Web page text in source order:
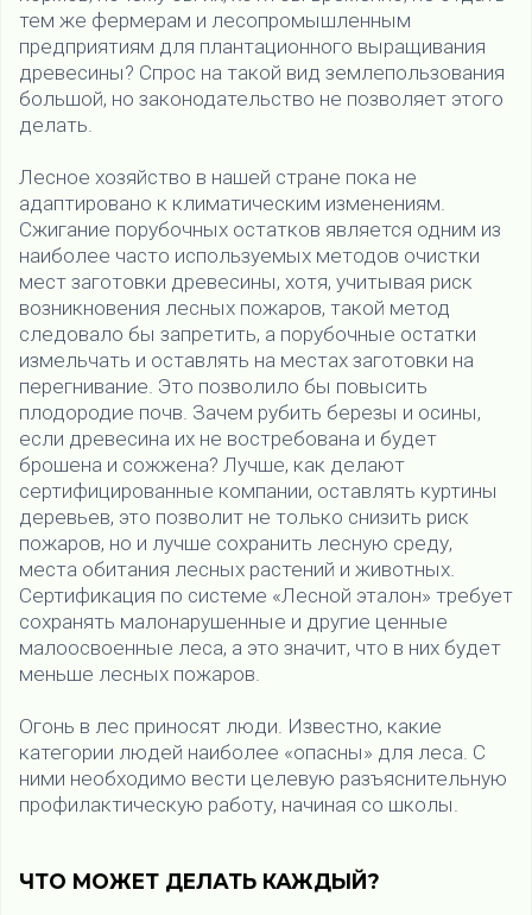
тем же фермерам и лесопромышленным
предприятиям для плантационного выращивания
древесины? Спрос на такой вид землепользования
большой, но законодательство не позволяет этого
делать.
Лесное хозяйство в нашей стране пока не
адаптировано к климатическим изменениям.
Сжигание порубочных остатков является одним из
наиболее часто используемых методов очистки
мест заготовки древесины, хотя, учитывая риск
возникновения лесных пожаров, такой метод
следовало бы запретить, а порубочные остатки
измельчать и оставлять на местах заготовки на
перегнивание. Это позволило бы повысить
плодородие почв. Зачем рубить березы и осины,
если древесина их не востребована и будет
брошена и сожжена? Лучше, как делают
сертифицированные компании, оставлять куртины
деревьев, это позволит не только снизить риск
пожаров, но и лучше сохранить лесную среду,
места обитания лесных растений и животных.
Сертификация по системе «Лесной эталон» требует
сохранять малонарушенные и другие ценные
малоосвоенные леса, а это значит, что в них будет
меньше лесных пожаров.
Огонь в лес приносят люди. Известно, какие
категории людей наиболее «опасны» для леса. С
ними необходимо вести целевую разъяснительную
профилактическую работу, начиная со школы.
ЧТО МОЖЕТ ДЕЛАТЬ КАЖДЫЙ?